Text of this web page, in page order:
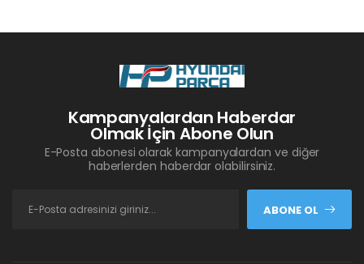
Kampanyalardan Haberdar
Olmak İçin Abone Olun
E-Posta abonesi olarak kampanyalardan ve diğer
haberlerden haberdar olabilirsiniz.
ABONE OL